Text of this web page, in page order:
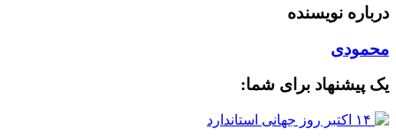
درباره نویسنده
محمودی
یک پیشنهاد برای شما: